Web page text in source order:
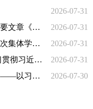
2026-07-31
2026-07-31
《求是》杂志发表习近平总书记重要文章《加快建设健康中国》
2026-07-31
习近平在中共中央政治局第二十七次集体学习时强调 强化政治引领 深化创新发展 高质量推进国防和军队现代化
2026-07-31
李强主持召开国务院常务会议 学习贯彻习近平总书记关于上半年经济形势和做好下半年经济工作的重要讲话精神
2026-07-30
向着建军一百年奋斗目标阔步前行——以习近平同志为核心的党中央引领人民军队书写强军兴军新篇章